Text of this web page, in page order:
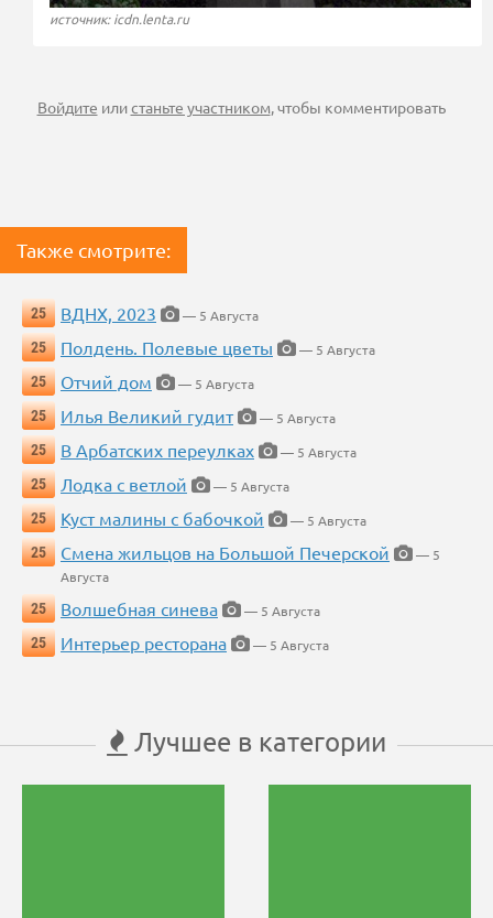
источник: icdn.lenta.ru
Войдите илистаньте участником, чтобы комментировать
Также смотрите:
25 ВДНХ, 2023
— 5 Августа
25
Полдень. Полевые цветы
— 5 Августа
25
Отчий дом
— 5 Августа
25
Илья Великий гудит
— 5 Августа
25
В Арбатских переулках
— 5 Августа
25
Лодка с ветлой
— 5 Августа
25
Куст малины с бабочкой
— 5 Августа
25
Смена жильцов на Большой Печерской
— 5
Августа
25
Волшебная синева
— 5 Августа
25
Интерьер ресторана — 5 Августа
Лучшее в категории